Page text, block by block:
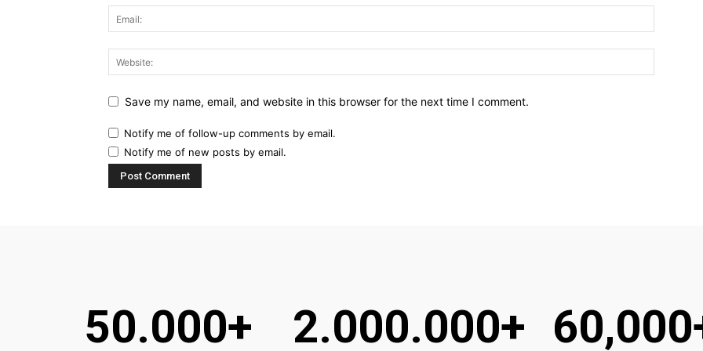
Save my name, email, and website in this browser for the next time I comment.
Notify me of follow-up comments by email.
Notify me of new posts by email.
50.000+ 2.000.000+